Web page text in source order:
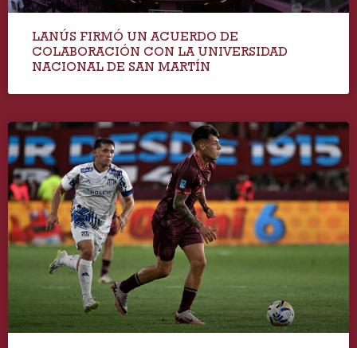
LANÚS FIRMÓ UN ACUERDO DE
COLABORACIÓN CON LA UNIVERSIDAD
NACIONAL DE SAN MARTÍN